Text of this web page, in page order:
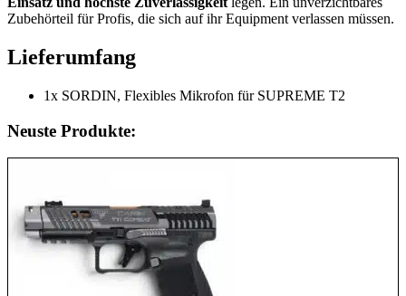
Zubehörteil für Profis, die sich auf ihr Equipment verlassen müssen.
Lieferumfang
1x SORDIN, Flexibles Mikrofon für SUPREME T2
Neuste Produkte: